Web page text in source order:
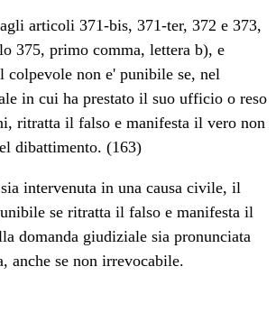
articoli 371-bis, 371-ter, 372 e 373,
375, primo comma, lettera b), e
non e' punibile se, nel
in cui ha prestato il suo ufficio o reso
ritratta il falso e manifesta il vero non
dibattimento. (163)
intervenuta in una causa civile, il
se ritratta il falso e manifesta il
domanda giudiziale sia pronunciata
anche se non irrevocabile.